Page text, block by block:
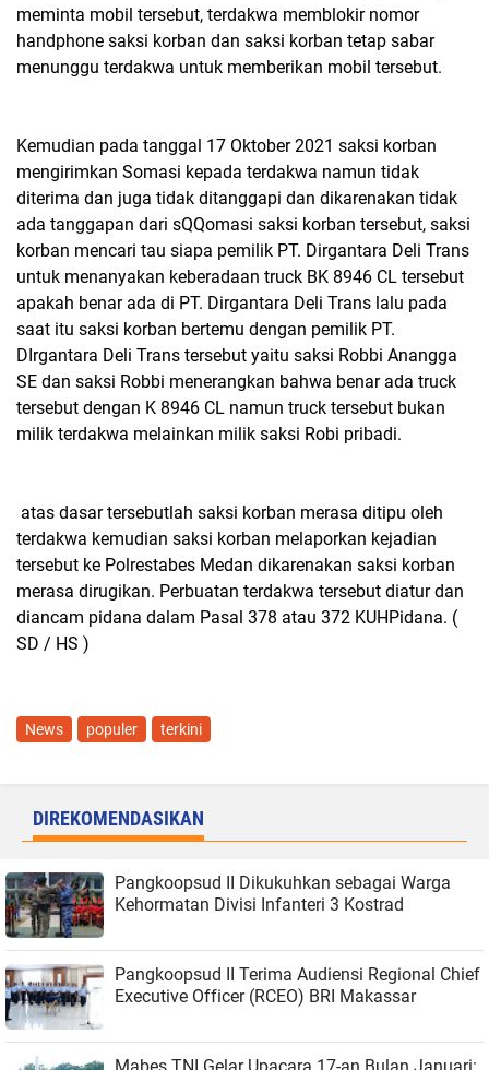
meminta mobil tersebut, terdakwa memblokir nomor
handphone saksi korban dan saksi korban tetap sabar
menunggu terdakwa untuk memberikan mobil tersebut.
Kemudian pada tanggal 17 Oktober 2021 saksi korban
mengirimkan Somasi kepada terdakwa namun tidak
diterima dan juga tidak ditanggapi dan dikarenakan tidak
ada tanggapan dari sQQomasi saksi korban tersebut, saksi
korban mencari tau siapa pemilik PT. Dirgantara Deli Trans
untuk menanyakan keberadaan truck BK 8946 CL tersebut
apakah benar ada di PT. Dirgantara Deli Trans lalu pada
saat itu saksi korban bertemu dengan pemilik PT.
DIrgantara Deli Trans tersebut yaitu saksi Robbi Anangga
SE dan saksi Robbi menerangkan bahwa benar ada truck
tersebut dengan K 8946 CL namun truck tersebut bukan
milik terdakwa melainkan milik saksi Robi pribadi.
atas dasar tersebutlah saksi korban merasa ditipu oleh
terdakwa kemudian saksi korban melaporkan kejadian
tersebut ke Polrestabes Medan dikarenakan saksi korban
merasa dirugikan. Perbuatan terdakwa tersebut diatur dan
diancam pidana dalam Pasal 378 atau 372 KUHPidana. (
SD / HS )
News populer terkini
DIREKOMENDASIKAN
Pangkoopsud II Dikukuhkan sebagai Warga
Kehormatan Divisi Infanteri 3 Kostrad
Pangkoopsud II Terima Audiensi Regional Chief
Executive Officer (RCEO) BRI Makassar